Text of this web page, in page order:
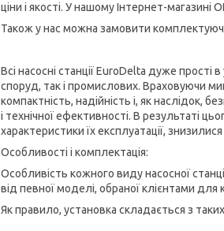
ціни і якості. У нашому Інтернет-
Також у нас можна замовити
Всі насосні станції EuroDelta дуже
споруд, так і промислових. Враховуючи
компактність, надійність і, як наслідок,
і технічної ефективності. В результаті
характеристики їх експлуатації,
Особливості і комплектація:
Особливість кожного виду насосної
від певної моделі, обраної клієнтами для
Як правило, установка складається з